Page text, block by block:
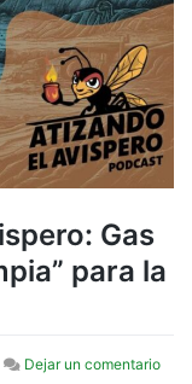
Gas
para la
Dejar un comentarioen